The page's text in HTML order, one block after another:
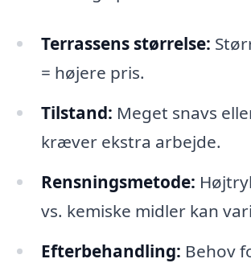
Terrassens størrelse:
= højere pris.
Tilstand: Meget snavs
kræver ekstra arbejde.
Rensningsmetode:
vs. kemiske midler kan
Efterbehandling: Behov